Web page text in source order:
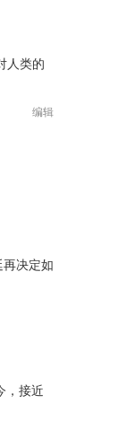
人类的
编辑
再决定如
，接近